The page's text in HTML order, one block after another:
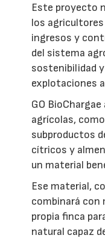
Este proyecto
los
ingresos y
del sistema
sostenibilidad
explotaciones
GO
agrícolas,
subproductos
cítricos y
un material
Ese material,
combinará con
propia finca
natural capaz